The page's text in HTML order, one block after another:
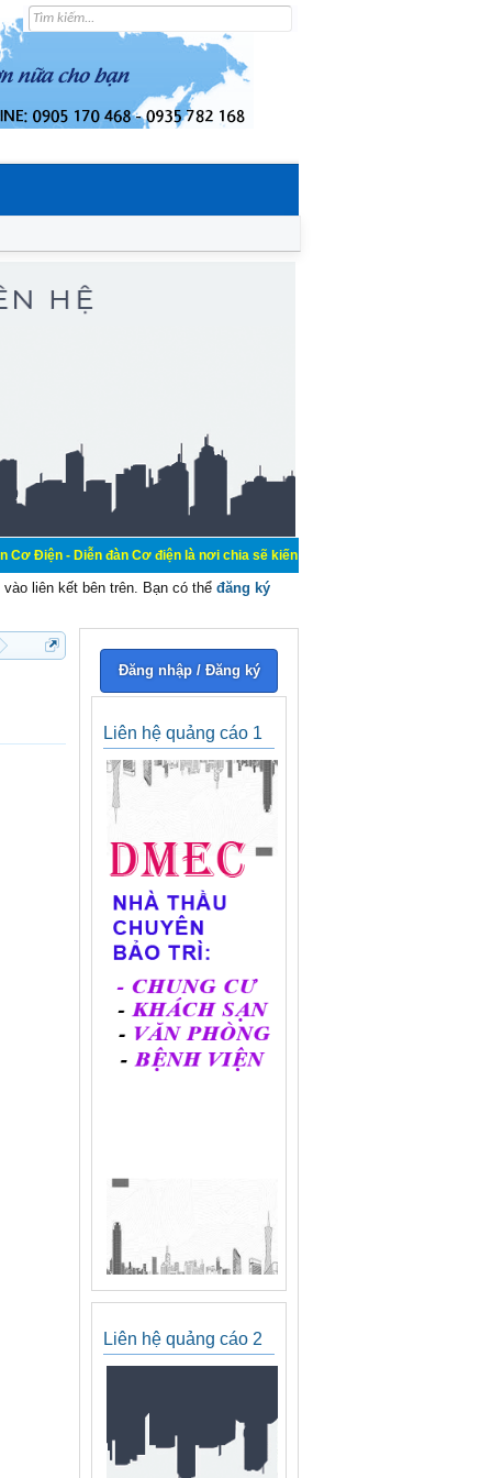
đàn Cơ điện là nơi chia sẽ kiến thức kinh nghiệm trong lãnh vực cơ
liên kết bên trên. Bạn có thể đăng ký
Đăng nhập / Đăng ký
Liên hệ quảng cáo 1
Liên hệ quảng cáo 2